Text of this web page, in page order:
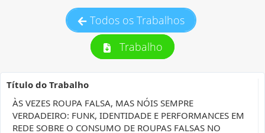
Todos os Trabalhos
Trabalho
Título do Trabalho
ÀS VEZES ROUPA FALSA, MAS NÓIS SEMPRE
VERDADEIRO: FUNK, IDENTIDADE E PERFORMANCES EM
REDE SOBRE O CONSUMO DE ROUPAS FALSAS NO